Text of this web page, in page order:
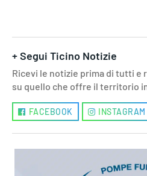
+ Segui Ticino Notizie
Ricevi le notizie prima di tutti e
su quello che offre il territorio
FACEBOOK INSTAGRAM